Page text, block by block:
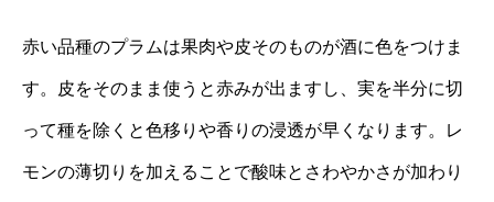
赤い品種のプラムは果肉や皮そのものが酒に色をつけま
す。皮をそのまま使うと赤みが出ますし、実を半分に切
って種を除くと色移りや香りの浸透が早くなります。レ
モンの薄切りを加えることで酸味とさわやかさが加わり